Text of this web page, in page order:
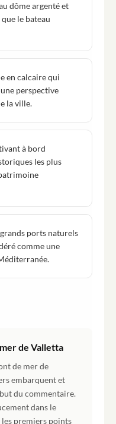
dôme argenté et
le bateau
en calcaire qui
perspective
la ville.
à bord
les plus
ports naturels
comme une
de Valletta
de mer de
embarquent et
du commentaire.
dans le
premiers points